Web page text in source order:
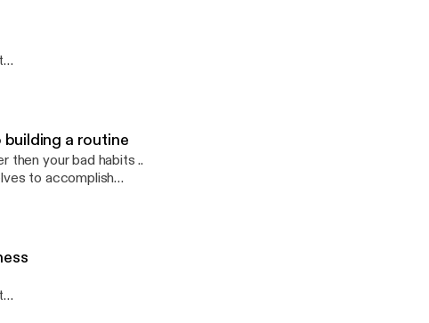
building a routine
then your bad habits ..
to accomplish